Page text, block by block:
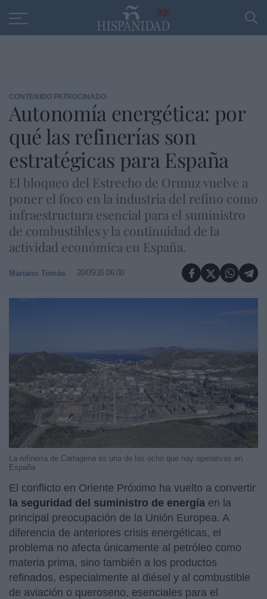
30
CONTENIDO PATROCINADO
Autonomía energética: por
qué las refinerías son
estratégicas para España
El bloqueo del Estrecho de Ormuz vuelve a
poner el foco en la industria del refino como
infraestructura esencial para el suministro
de combustibles y la continuidad de la
actividad económica en España.
Mariano Tomás 20/05/26 06:00
La refinería de Cartagena es una de las ocho que hay operativas en
España
El conflicto en Oriente Próximo ha vuelto a convertir
la seguridad del suministro de energía en la
principal preocupación de la Unión Europea. A
diferencia de anteriores crisis energéticas, el
problema no afecta únicamente al petróleo como
materia prima, sino también a los productos
refinados, especialmente al diésel y al combustible
de aviación o queroseno, esenciales para el